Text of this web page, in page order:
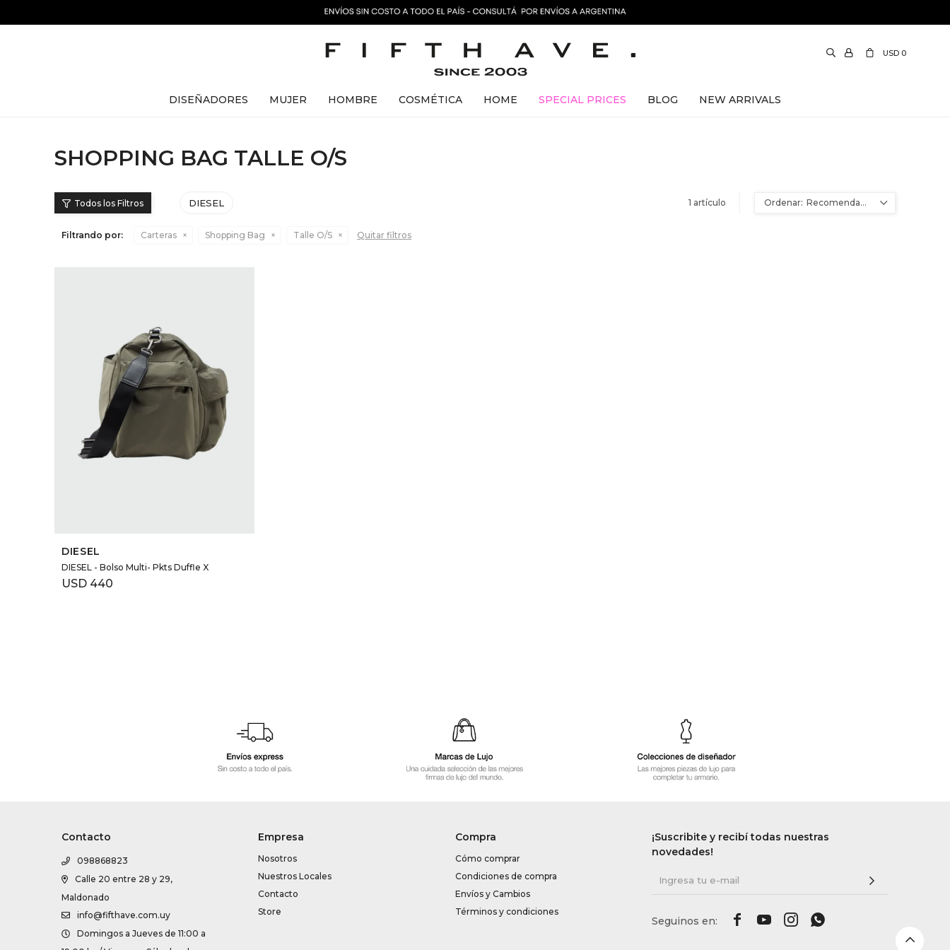
DISEÑADORES MUJER HOMBRE COSMÉTICA HOME SPECIAL PRICES BLOG NEW ARRIVALS
USD 0
SHOPPING BAG TALLE O/S
DIESEL 1 artículo Recomendados
Filtrando por: Carteras Shopping Bag Talle O/S Quitar filtros
DIESEL
DIESEL - Bolso Multi- Pkts Duffle X
USD 440
Contacto
098868823
Calle 20 entre 28 y 29,
Maldonado
info@fifthave.com.uy
Domingos a Jueves de 11:00 a
Empresa
Nosotros
Nuestros Locales
Contacto
Store
Compra
Cómo comprar
Condiciones de compra
Envíos y Cambios
Términos y condiciones
¡Suscribite y recibí todas nuestras
novedades!
   